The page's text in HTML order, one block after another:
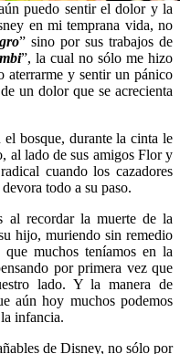
puedo sentir el dolor y la
en mi temprana vida, no
” sino por sus trabajos de
”, la cual no sólo me hizo
aterrarme y sentir un pánico
un dolor que se acrecienta
bosque, durante la cinta le
al lado de sus amigos Flor y
cuando los cazadores
todo a su paso.
al recordar la muerte de la
hijo, muriendo sin remedio
muchos teníamos en la
por primera vez que
lado. Y la manera de
aún hoy muchos podemos
infancia.
de Disney, no sólo por